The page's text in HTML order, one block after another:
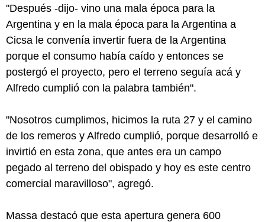
"Después -dijo- vino una mala época para la
Argentina y en la mala época para la Argentina a
Cicsa le convenía invertir fuera de la Argentina
porque el consumo había caído y entonces se
postergó el proyecto, pero el terreno seguía acá y
Alfredo cumplió con la palabra también".
"Nosotros cumplimos, hicimos la ruta 27 y el camino
de los remeros y Alfredo cumplió, porque desarrolló e
invirtió en esta zona, que antes era un campo
pegado al terreno del obispado y hoy es este centro
comercial maravilloso", agregó.
Massa destacó que esta apertura genera 600